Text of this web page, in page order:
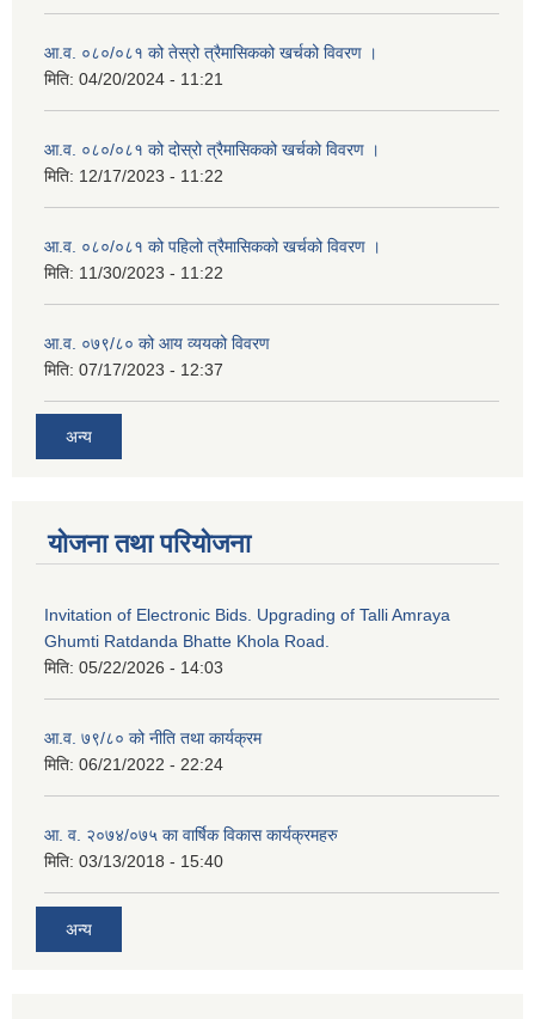
आ.व. ०८०/०८१ को तेस्रो त्रैमासिकको खर्चको विवरण ।
मिति: 04/20/2024 - 11:21
आ.व. ०८०/०८१ को दोस्रो त्रैमासिकको खर्चको विवरण ।
मिति: 12/17/2023 - 11:22
आ.व. ०८०/०८१ को पहिलो त्रैमासिकको खर्चको विवरण ।
मिति: 11/30/2023 - 11:22
आ.व. ०७९/८० को आय व्ययको विवरण
मिति: 07/17/2023 - 12:37
अन्य
योजना तथा परियोजना
Invitation of Electronic Bids. Upgrading of Talli Amraya
Ghumti Ratdanda Bhatte Khola Road.
मिति: 05/22/2026 - 14:03
आ.व. ७९/८० को नीति तथा कार्यक्रम
मिति: 06/21/2022 - 22:24
आ. व. २०७४/०७५ का वार्षिक विकास कार्यक्रमहरु
मिति: 03/13/2018 - 15:40
अन्य